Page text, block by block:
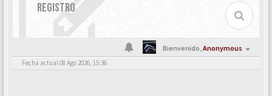
REGISTRO
Bienvenido,Anonymous
Fecha actual 08 Ago 2026, 15:36